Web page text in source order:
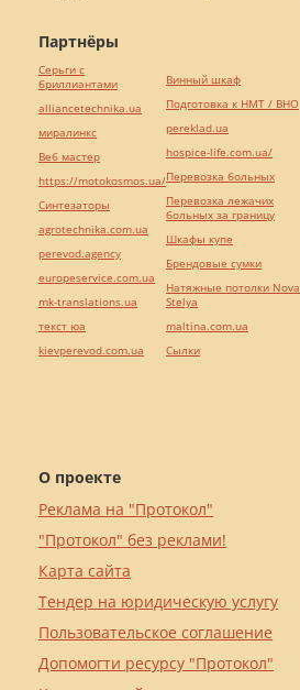
О проекте
Реклама на "Протокол"
"Протокол" без реклами!
Карта сайта
Тендер на юридическую услугу
Пользовательское соглашение
Допомогти ресурсу "Протокол"
Партнёры
Серьги с
бриллиантами
alliancetechnika.ua
миралинкс
Веб мастер
https://motokosmos.ua/
Синтезаторы
agrotechnika.com.ua
perevod.agency
europeservice.com.ua
mk-translations.ua
текст юа
kievperevod.com.ua
Винный шкаф
Подготовка к НМТ / ВНО
pereklad.ua
hospice-life.com.ua/
Перевозка больных
Перевозка лежачих
больных за границу
Шкафы купе
Брендовые сумки
Натяжные потолки Nova
Stelya
maltina.com.ua
Cылки